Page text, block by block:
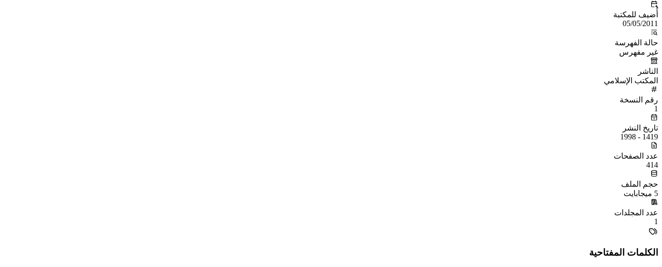
أُضيف للمكتبة
05/05/2011
حالة الفهرسة
غير مفهرس
الناشر
المكتب الإسلامي
رقم النسخة
1
تاريخ النشر
1419 - 1998
عدد الصفحات
414
حجم الملف
5 ميجابايت
عدد المجلدات
1
الكلمات المفتاحية